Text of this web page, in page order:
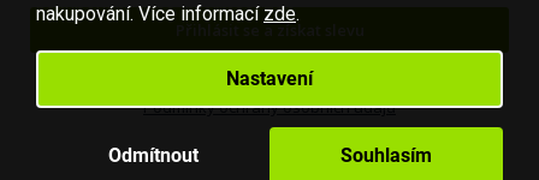
nakupování. Více informací zde.
Nastavení
Odmítnout Souhlasím
S láskou vyrobilo
Filipesmedia 🧡
Přihlásit se a získat slevu
Váš e-mail je u nás v bezpečí.
Podmínky ochrany osobních údajů